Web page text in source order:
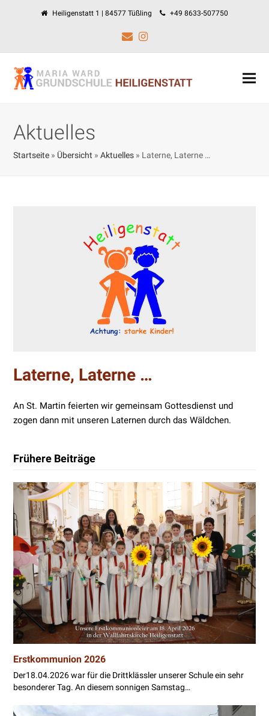
Heiligenstatt 1 | 84577 Tüßling +49 8633-507750
E-
Mail
Instagram
Aktuelles
Startseite » Übersicht »Aktuelles » Laterne, Laterne …
Laterne, Laterne …
An St. Martin feierten wir gemeinsam Gottesdienst und
zogen dann mit unseren Laternen durch das Wäldchen.
Frühere Beiträge
Erstkommunion 2026
Der18.04.2026 war für die Drittklässler unserer Schule ein sehr
besonderer Tag. An diesem sonnigen Samstag…